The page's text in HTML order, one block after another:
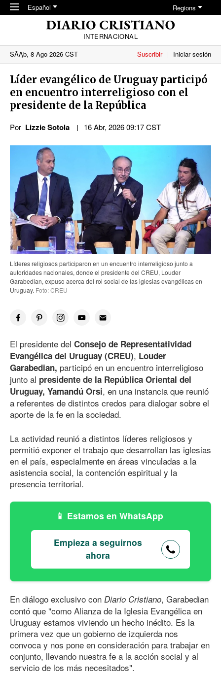
Skip to main content
Español Regions
INTERNACIONAL
SĂĄb, 8 Ago 2026 CST
Suscribir Iniciar sesión
Líder evangélico de Uruguay participó
en encuentro interreligioso con el
presidente de la República
Por Lizzie Sotola 16 Abr, 2026 09:17 CST
Líderes religiosos participaron en un encuentro interreligioso junto a
autoridades nacionales, donde el presidente del CREU, Louder
Garabedian, expuso acerca del rol social de las iglesias evangélicas en
Uruguay. Foto: CREU
El presidente del Consejo de Representatividad
Evangélica del Uruguay (CREU), Louder
Garabedian, participó en un encuentro interreligioso
junto al presidente de la República Oriental del
Uruguay, Yamandú Orsi, en una instancia que reunió
a referentes de distintos credos para dialogar sobre el
aporte de la fe en la sociedad.
La actividad reunió a distintos líderes religiosos y
permitió exponer el trabajo que desarrollan las iglesias
en el país, especialmente en áreas vinculadas a la
asistencia social, la contención espiritual y la
presencia territorial.
Estamos en WhatsApp
Empieza a seguirnos
ahora
En diálogo exclusivo con Diario Cristiano, Garabedian
contó que "como Alianza de la Iglesia Evangélica en
Uruguay estamos viviendo un hecho inédito. Es la
primera vez que un gobierno de izquierda nos
convoca y nos pone en consideración para trabajar en
conjunto, llevando nuestra fe a la acción social y al
servicio de los más necesitados".